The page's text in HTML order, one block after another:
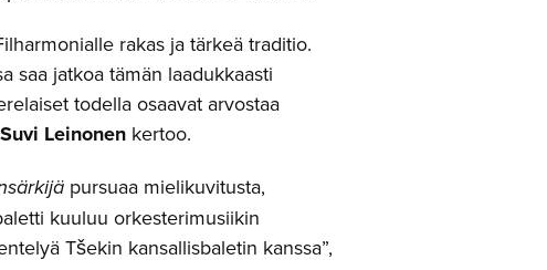
rakas ja tärkeä traditio.
saa jatkoa tämän laadukkaasti
todella osaavat arvostaa
Suvi Leinonenkertoo.
pursuaa mielikuvitusta,
kuuluu orkesterimusiikin
Tšekin kansallisbaletin kanssa”,